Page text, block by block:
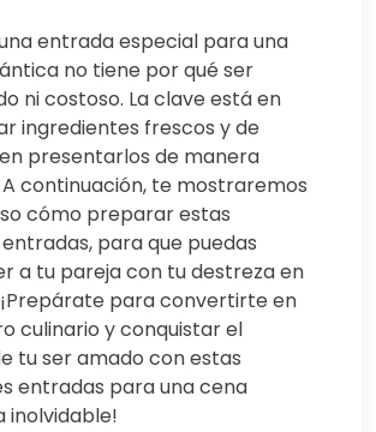
entrada especial para una
no tiene por qué ser
ni costoso. La clave está en
ingredientes frescos y de
presentarlos de manera
continuación, te mostraremos
cómo preparar estas
para que puedas
a tu pareja con tu destreza en
para convertirte en
culinario y conquistar el
tu ser amado con estas
entradas para una cena
inolvidable!